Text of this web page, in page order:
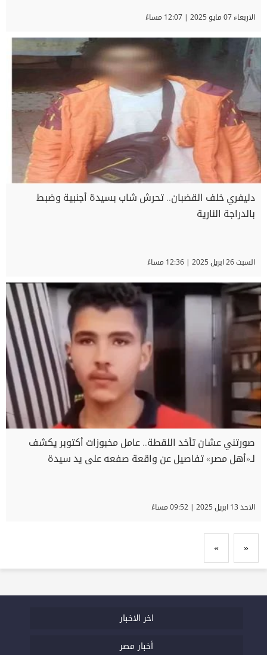
الاربعاء 07 مايو 2025 | 12:07 مساءً
دليفري خلف القضبان.. تحرش شاب بسيدة أجنبية وضبط
بالدراجة النارية
السبت 26 ابريل 2025 | 12:36 مساءً
صورتني عشان تأخد اللقطة.. عامل مخبوزات أكتوبر يكشف
لـ«أهل مصر» تفاصيل عن واقعة صفعه على يد سيدة
الاحد 13 ابريل 2025 | 09:52 مساءً
«
»
اخر الاخبار
أخبار مصر